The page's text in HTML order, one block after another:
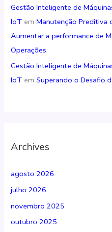
Gestão Inteligente de
IoT emManutenção Preditiva
Aumentar a performance de
Operações
Gestão Inteligente de
IoT emSuperando o Desafio
Archives
agosto 2026
julho 2026
novembro 2025
outubro 2025